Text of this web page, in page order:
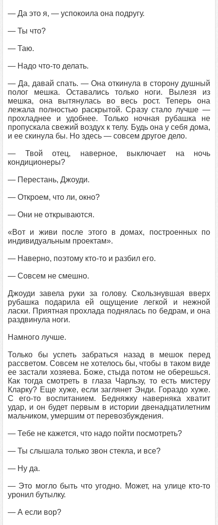
— Да это я, — успокоила она подругу.
— Ты что?
— Таю.
— Надо что-то делать.
— Да, давай спать. — Она откинула в сторону душный
полог мешка. Оставались только ноги. Вылезя из
мешка, она вытянулась во весь рост. Теперь она
лежала полностью раскрытой. Сразу стало лучше —
прохладнее и удобнее. Только ночная рубашка не
пропускала свежий воздух к телу. Будь она у себя дома,
и ее скинула бы. Но здесь — совсем другое дело.
— Твой отец, наверное, выключает на ночь
кондиционеры?
— Перестань, Джоуди.
— Откроем, что ли, окно?
— Они не открываются.
«Вот и живи после этого в домах, построенных по
индивидуальным проектам».
— Наверно, поэтому кто-то и разбил его.
— Совсем не смешно.
Джоуди завела руки за голову. Скользнувшая вверх
рубашка подарила ей ощущение легкой и нежной
ласки. Приятная прохлада поднялась по бедрам, и она
раздвинула ноги.
Намного лучше.
Только бы успеть забраться назад в мешок перед
рассветом. Совсем не хотелось бы, чтобы в таком виде
ее застали хозяева. Боже, стыда потом не оберешься.
Как тогда смотреть в глаза Чарльзу, то есть мистеру
Кларку? Еще хуже, если заглянет Энди. Гораздо хуже.
С его-то воспитанием. Бедняжку наверняка хватит
удар, и он будет первым в истории двенадцатилетним
мальчиком, умершим от перевозбуждения.
— Тебе не кажется, что надо пойти посмотреть?
— Ты слышала только звон стекла, и все?
— Ну да.
— Это могло быть что угодно. Может, на улице кто-то
уронил бутылку.
— А если вор?